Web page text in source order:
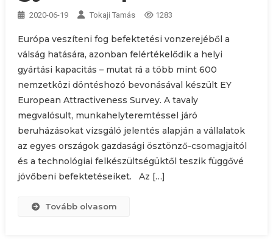
2020-06-19 Tokaji Tamás 1283
Európa veszíteni fog befektetési vonzerejéből a
válság hatására, azonban felértékelődik a helyi
gyártási kapacitás – mutat rá a több mint 600
nemzetközi döntéshozó bevonásával készült EY
European Attractiveness Survey. A tavaly
megvalósult, munkahelyteremtéssel járó
beruházásokat vizsgáló jelentés alapján a vállalatok
az egyes országok gazdasági ösztönző-csomagjaitól
és a technológiai felkészültségüktől teszik függővé
jövőbeni befektetéseiket. Az […]
Tovább olvasom